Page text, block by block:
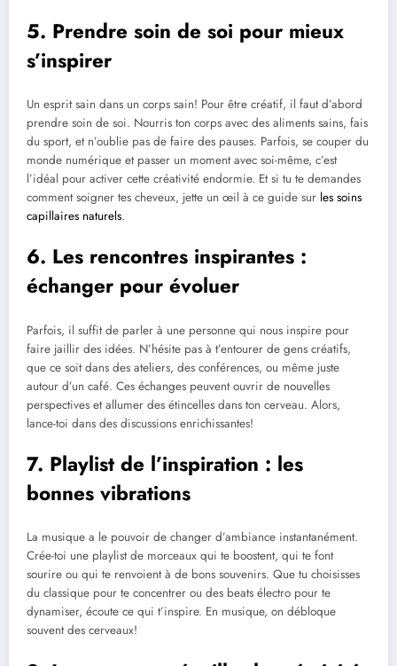
5. Prendre soin de soi pour mieux
s’inspirer
Un esprit sain dans un corps sain! Pour être créatif, il faut d’abord
prendre soin de soi. Nourris ton corps avec des aliments sains, fais
du sport, et n’oublie pas de faire des pauses. Parfois, se couper du
monde numérique et passer un moment avec soi-même, c’est
l’idéal pour activer cette créativité endormie. Et si tu te demandes
comment soigner tes cheveux, jette un œil à ce guide sur les soins
capillaires naturels.
6. Les rencontres inspirantes :
échanger pour évoluer
Parfois, il suffit de parler à une personne qui nous inspire pour
faire jaillir des idées. N’hésite pas à t’entourer de gens créatifs,
que ce soit dans des ateliers, des conférences, ou même juste
autour d’un café. Ces échanges peuvent ouvrir de nouvelles
perspectives et allumer des étincelles dans ton cerveau. Alors,
lance-toi dans des discussions enrichissantes!
7. Playlist de l’inspiration : les
bonnes vibrations
La musique a le pouvoir de changer d’ambiance instantanément.
Crée-toi une playlist de morceaux qui te boostent, qui te font
sourire ou qui te renvoient à de bons souvenirs. Que tu choisisses
du classique pour te concentrer ou des beats électro pour te
dynamiser, écoute ce qui t’inspire. En musique, on débloque
souvent des cerveaux!